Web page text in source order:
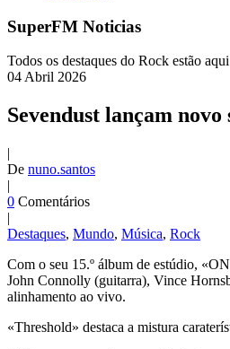
SuperFM Noticias
Todos os destaques do Rock estão
04Abril 2026
Sevendust lançam
|
De nuno.santos
|
0 Comentários
|
Destaques, Mundo, Música, Rock
Com o seu 15.º álbum de estúdio,
John Connolly (guitarra), Vince
alinhamento ao vivo.
«Threshold» destaca a mistura